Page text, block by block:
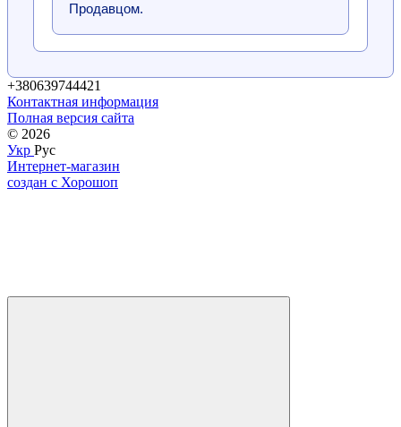
Продавцом.
+380639744421
Контактная информация
Полная версия сайта
© 2026
Укр Рус
Интернет-магазин
создан с Хорошоп